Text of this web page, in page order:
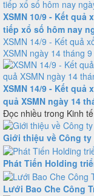
XSMN 10/9 - Kết quả
tiếp xổ số hôm nay
XSMN 14/9 - Kết quả
XSMN ngày 14 tháng 9
XSMN 14/9 - Kết quả
quả XSMN ngày 14
Đọc nhiều trong Kinh tế
Giới thiệu về Công
Phát Tiến Holding
Lưới Bao Che Công